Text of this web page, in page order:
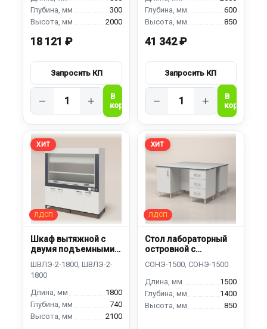
300
2000
18 121 ₽
− +
600
850
41 342 ₽
− +
ХИТ
Шкаф вытяжной с
двумя подъемными
1800
1800
740
2100
ХИТ
Стол лабораторный
островной с
1500
1400
850